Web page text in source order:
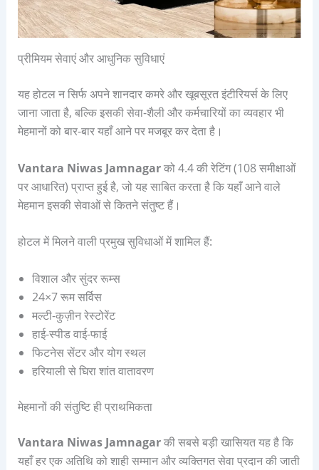
प्रीमियम सेवाएं और आधुनिक सुविधाएं
यह होटल न सिर्फ अपने शानदार कमरे और खूबसूरत इंटीरियर्स के लिए
जाना जाता है, बल्कि इसकी सेवा-शैली और कर्मचारियों का व्यवहार भी
मेहमानों को बार-बार यहाँ आने पर मजबूर कर देता है।
Vantara Niwas Jamnagarको 4.4 की रेटिंग (108 समीक्षाओं
पर आधारित) प्राप्त हुई है, जो यह साबित करता है कि यहाँ आने वाले
मेहमान इसकी सेवाओं से कितने संतुष्ट हैं।
होटल में मिलने वाली प्रमुख सुविधाओं में शामिल हैं:
विशाल और सुंदर रूम्स
24×7 रूम सर्विस
मल्टी-कुज़ीन रेस्टोरेंट
हाई-स्पीड वाई-फाई
फिटनेस सेंटर और योग स्थल
हरियाली से घिरा शांत वातावरण
मेहमानों की संतुष्टि ही प्राथमिकता
Vantara Niwas Jamnagarकी सबसे बड़ी खासियत यह है कि
यहाँ हर एक अतिथि को शाही सम्मान और व्यक्तिगत सेवा प्रदान की जाती